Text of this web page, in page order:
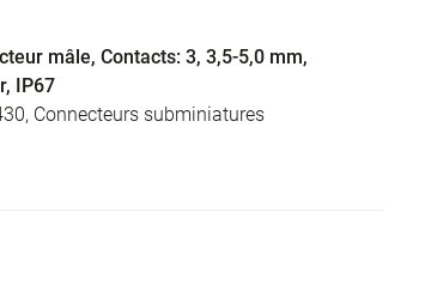
mâle, Contacts: 3, 3,5-5,0 mm,
IP67
Connecteurs subminiatures